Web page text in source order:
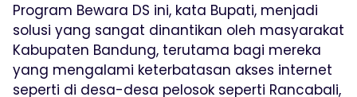
Program Bewara DS ini, kata Bupati, menjadi
solusi yang sangat dinantikan oleh masyarakat
Kabupaten Bandung, terutama bagi mereka
yang mengalami keterbatasan akses internet
seperti di desa-desa pelosok seperti Rancabali,